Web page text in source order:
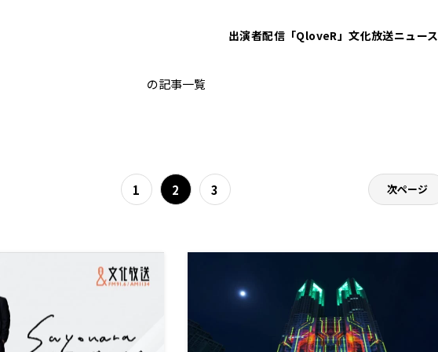
出演者配信「QloveR」文化放送ニュース
ゴールデンラジオ
の記事一覧
1 2 3 次ページ